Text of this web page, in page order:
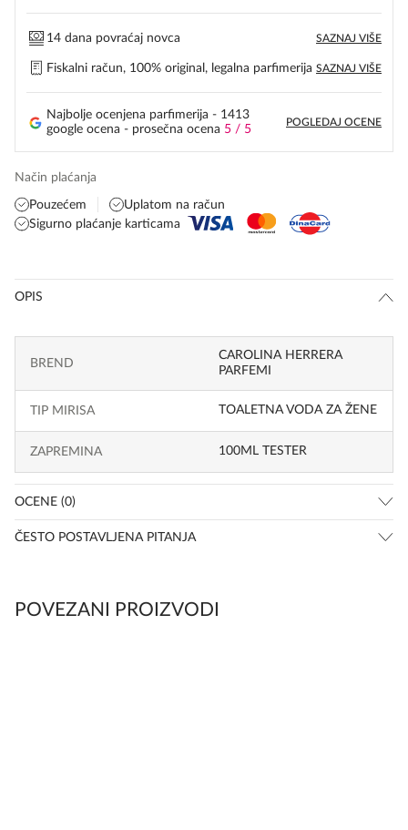
14 dana povraćaj novca SAZNAJ VIŠE
Fiskalni račun, 100% original, legalna parfimerija SAZNAJ VIŠE
Najbolje ocenjena parfimerija - 1413
google ocena - prosečna ocena 5 / 5
POGLEDAJ OCENE
Način plaćanja
Pouzećem
Uplatom na račun
Sigurno plaćanje karticama
OPIS
BREND
CAROLINA HERRERA
PARFEMI
TIP MIRISA TOALETNA VODA ZA ŽENE
ZAPREMINA 100ML TESTER
OCENE (0)
ČESTO POSTAVLJENA PITANJA
POVEZANI PROIZVODI